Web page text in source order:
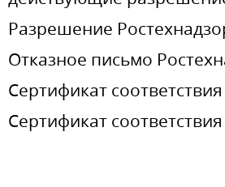
Разрешение
Отказное письмо
Сертификат
Сертификат